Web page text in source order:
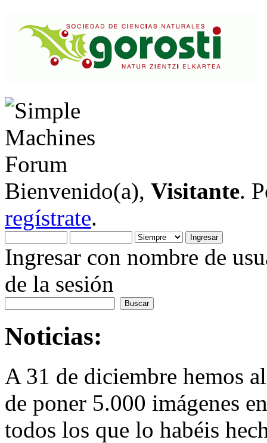
Bienvenido(a), Visitante.
regístrate.
Ingresar con nombre de
de la sesión
Noticias:
A 31 de diciembre hemos
de poner 5.000 imágenes
todos los que lo habéis